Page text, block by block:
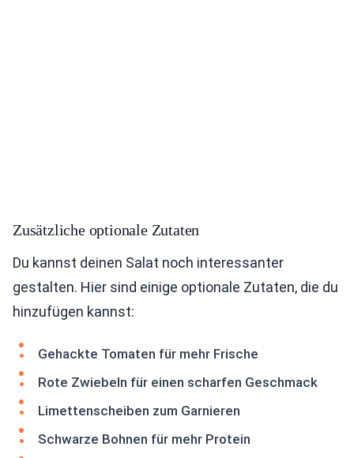
Zusätzliche optionale Zutaten
Du kannst deinen Salat noch interessanter
gestalten. Hier sind einige optionale Zutaten, die du
hinzufügen kannst:
Gehackte Tomaten für mehr Frische
Rote Zwiebeln für einen scharfen Geschmack
Limettenscheiben zum Garnieren
Schwarze Bohnen für mehr Protein